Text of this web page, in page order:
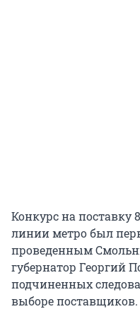
Конкурс на поставку
линии метро был
проведенным
губернатор Георгий
подчиненных
выборе поставщиков.